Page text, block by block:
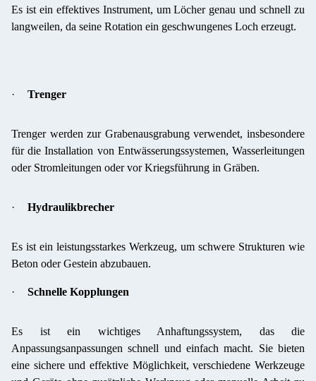
Es ist ein effektives Instrument, um Löcher genau und schnell zu
langweilen, da seine Rotation ein geschwungenes Loch erzeugt.
· Trenger
Trenger werden zur Grabenausgrabung verwendet, insbesondere
für die Installation von Entwässerungssystemen, Wasserleitungen
oder Stromleitungen oder vor Kriegsführung in Gräben.
· Hydraulikbrecher
Es ist ein leistungsstarkes Werkzeug, um schwere Strukturen wie
Beton oder Gestein abzubauen.
· Schnelle Kopplungen
Es ist ein wichtiges Anhaftungssystem, das die
Anpassungsanpassungen schnell und einfach macht. Sie bieten
eine sichere und effektive Möglichkeit, verschiedene Werkzeuge